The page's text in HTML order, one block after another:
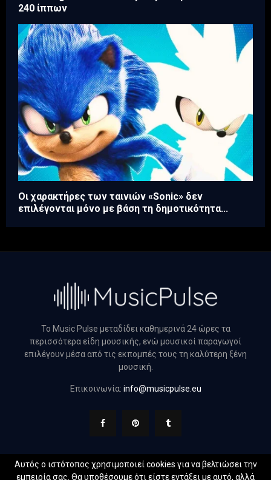
240 ίππων
Οι χαρακτήρες των ταινιών «Sonic» δεν
επιλέγονται μόνο με βάση τη δημοτικότητα...
Το Music Pulse μεταδίδει καθημερινά 24 ώρες τα
περισσότερα είδη μουσικής, ενώ μουσικοί παραγωγοί
επιλέγουν μέσα από τις εκπομπές τους τη καλύτερη ξένη
μουσική.
Επικοινωνία: info@musicpulse.eu
Αυτός ο ιστότοπος χρησιμοποιεί cookies για να βελτιώσει την
εμπειρία σας. Θα υποθέσουμε ότι είστε εντάξει με αυτό, αλλά